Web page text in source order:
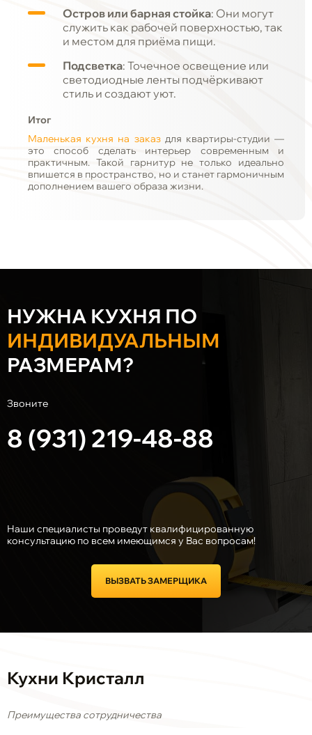
Остров или барная стойка: Они могут
служить как рабочей поверхностью, так
и местом для приёма пищи.
Подсветка: Точечное освещение или
светодиодные ленты подчёркивают
стиль и создают уют.
Итог
Маленькая кухня на заказдля квартиры-студии —
это способ сделать интерьер современным и
практичным. Такой гарнитур не только идеально
впишется в пространство, но и станет гармоничным
дополнением вашего образа жизни.
НУЖНА КУХНЯ ПО
ИНДИВИДУАЛЬНЫМ
РАЗМЕРАМ?
Звоните
8 (931) 219-48-88
Наши специалисты проведут квалифицированную
консультацию по всем имеющимся у Вас вопросам!
ВЫЗВАТЬ ЗАМЕРЩИКА
Кухни Кристалл
Преимущества сотрудничества